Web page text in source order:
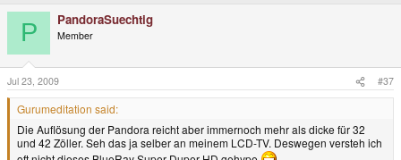
Bedenken hat, sollte wohl als erstes sein Mobiltelefon entsorgen und dann
die Mikrowelle, wenn vorhanden, in den Müll werfen. Mikrowellenherde
arbeiten nämlich typischerweise in genau dem selben Frequenzbereich,
wie WLAN (~2,4 GHz), bloß ist hier die Leistung um etwa Faktor 10000
größer. Wenn also die Tür der Mikrowelle nicht mehr 100%ig dicht ist, kriegt
man garantiert erheblich mehr Strahlung ab, als bei jedem WLAN-Gerät.
P PandoraSuechtig
Member
Jul 23, 2009 #37
Gurumeditation said:
Die Auflösung der Pandora reicht aber immernoch mehr als dicke für 32
und 42 Zöller. Seh das ja selber an meinem LCD-TV. Deswegen versteh ich